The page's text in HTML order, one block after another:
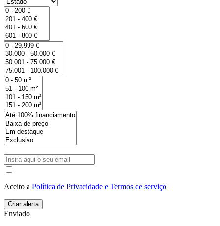
Aceito a Política de Privacidade e Termos de serviço
Enviado